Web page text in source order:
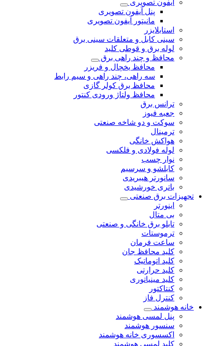
آیفون تصویری
پنل آیفون تصویری
مانیتور آیفون تصویری
استابلایزر
سینی کابل و متعلقات سینی برق
لوله برق و قوطی کلید
محافظ و چند راهی برق
محافظ یخچال و فریزر
سه راهی، چند راهی و سیم رابط
محافظ برق کولر گازی
محافظ ولتاژ ورودی کنتور
ترانس برق
جعبه فیوز
سوکت و دو شاخه صنعتی
ترمینال
هواکش خانگی
لوله فولادی و فلکسی
نوار چسب
کابلشو و سرسیم
سانورتر هیبریدی
باتری خورشیدی
تجهیزات برق صنعتی
اینورتر
بی متال
تابلو برق خانگی و صنعتی
ترموستات
ساعت فرمان
کلید محافظ جان
کلید اتوماتیک
کلید حرارتی
کلید مینیاتوری
کنتاکتور
کنترل فاز
خانه هوشمند
پنل لمسی هوشمند
سنسور هوشمند
اکسسوری خانه هوشمند
کلید لمسی هوشمند